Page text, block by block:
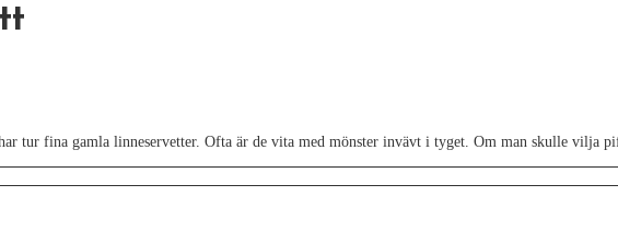
tur fina gamla linneservetter. Ofta är de vita med mönster invävt i tyget. Om man skulle vilja